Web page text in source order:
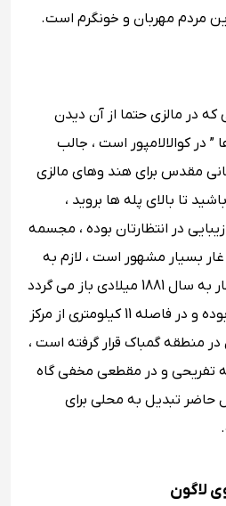
مردم مهربان و خونگرم است.
که در مالزی حتما از آن دیدن
در کوالالامپور است ، جالب
مقدس برای هند وهای مالزی
تا بالای پله ها بروید ،
در انتظارتان بوده ، مجسمه
بسیار مشهور است ، لازم به
ذکر است که ساخت این غار به سال 1881 میلادی باز می گردد
و کاشف آن یک آمریکایی بوده و در فاصله 11 کیلومتری از مرکز
منطقه گمباک قرار گرفته است ،
تفریحی و در مقطعی مخفی گاه
حاضر تبدیل به محلی برای
لاگون